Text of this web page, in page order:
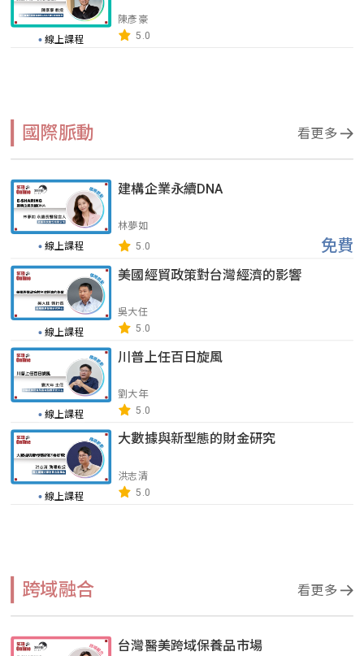
線上課程
陳彥豪
5.0
國際脈動 看更多
線上課程
建構企業永續DNA
林夢如
5.0
免費
線上課程
美國經貿政策對台灣經濟的影響
吳大任
5.0
線上課程
川普上任百日旋風
劉大年
5.0
線上課程
大數據與新型態的財金研究
洪志清
5.0
跨域融合 看更多
台灣醫美跨域保養品市場